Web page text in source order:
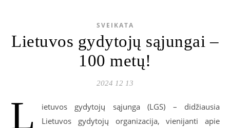
SVEIKATA
Lietuvos gydytojų sąjungai –
100 metų!
2024 12 13
L
ietuvos gydytojų sąjunga (LGS) – didžiausia
Lietuvos gydytojų organizacija, vienijanti apie